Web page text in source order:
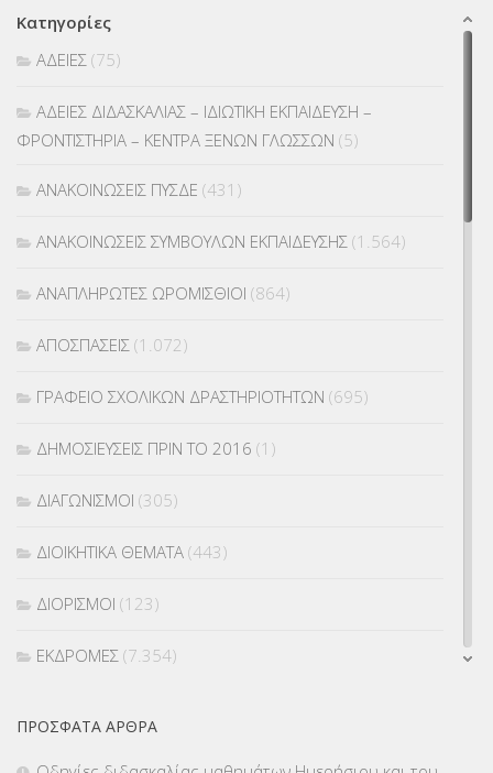
Κατηγορίες
ΑΔΕΙΕΣ (75)
ΑΔΕΙΕΣ ΔΙΔΑΣΚΑΛΙΑΣ – ΙΔΙΩΤΙΚΗ ΕΚΠΑΙΔΕΥΣΗ –
ΦΡΟΝΤΙΣΤΗΡΙΑ – ΚΕΝΤΡΑ ΞΕΝΩΝ ΓΛΩΣΣΩΝ (5)
ΑΝΑΚΟΙΝΩΣΕΙΣ ΠΥΣΔΕ (431)
ΑΝΑΚΟΙΝΩΣΕΙΣ ΣΥΜΒΟΥΛΩΝ ΕΚΠΑΙΔΕΥΣΗΣ (1.564)
ΑΝΑΠΛΗΡΩΤΕΣ ΩΡΟΜΙΣΘΙΟΙ (864)
ΑΠΟΣΠΑΣΕΙΣ (1.072)
ΓΡΑΦΕΙΟ ΣΧΟΛΙΚΩΝ ΔΡΑΣΤΗΡΙΟΤΗΤΩΝ (695)
ΔΗΜΟΣΙΕΥΣΕΙΣ ΠΡΙΝ ΤΟ 2016 (1)
ΔΙΑΓΩΝΙΣΜΟΙ (305)
ΔΙΟΙΚΗΤΙΚΑ ΘΕΜΑΤΑ (443)
ΔΙΟΡΙΣΜΟΙ (123)
ΕΚΔΡΟΜΕΣ (7.354)
(366)
ΠΡΌΣΦΑΤΑ ΆΡΘΡΑ